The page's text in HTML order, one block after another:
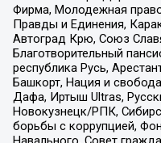
Фирма, Молодежная
Правды и Единения,
Автоград Крю, Союз
Благотворительный
республика Русь,
Башкорт, Нация и
Дафа, Иртыш Ultras,
Новокузнецк/РПК,
борьбы с коррупцией,